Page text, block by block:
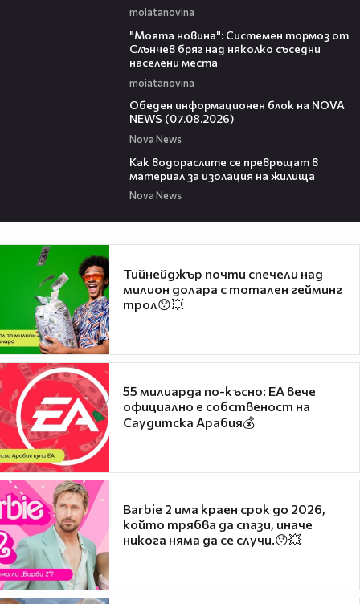
moiatanovina
"Моята новина": Системен тормоз от
Слънчев бряг над няколко съседни
населени места
moiatanovina
Обеден информационен блок на NOVA
NEWS (07.08.2026)
Nova News
Как водораслите се превръщат в
материал за изолация на жилища
Nova News
Тийнейджър почти спечели над
милион долара с тотален гейминг
трол😯💥
55 милиарда по-късно: EA вече
официално е собственост на
Саудитска Арабия💰
Barbie 2 има краен срок до 2026,
който трябва да спази, иначе
никога няма да се случи.😯💥